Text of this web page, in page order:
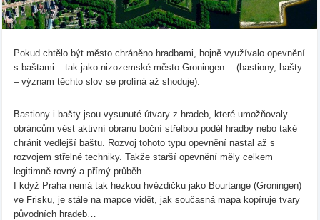
Pokud chtělo být město chráněno hradbami, hojně využívalo opevnění
s baštami – tak jako nizozemské město Groningen… (bastiony, bašty
– význam těchto slov se prolíná až shoduje).
Bastiony i bašty jsou vysunuté útvary z hradeb, které umožňovaly
obráncům vést aktivní obranu boční střelbou podél hradby nebo také
chránit vedlejší baštu. Rozvoj tohoto typu opevnění nastal až s
rozvojem střelné techniky. Takže starší opevnění měly celkem
legitimně rovný a přímý průběh.
I když Praha nemá tak hezkou hvězdičku jako Bourtange (Groningen)
ve Frisku, je stále na mapce vidět, jak současná mapa kopíruje tvary
původních hradeb…